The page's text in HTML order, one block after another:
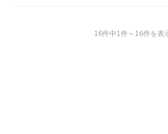
16件中1件～16件を表